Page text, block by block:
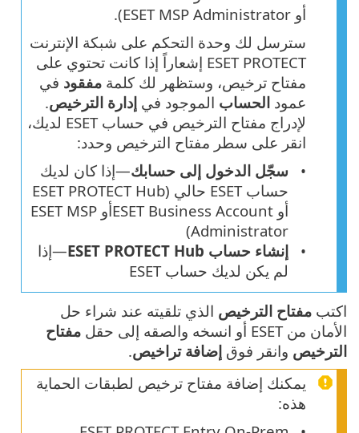
أو ESET MSP Administrator).
سترسل لك وحدة التحكم على شبكة الإنترنت
ESET PROTECT إشعاراً إذا كانت تحتوي على
مفتاح ترخيص، وستظهر لك كلمة مفقود في
عمود الحساب الموجود في إدارة الترخيص.
لإدراج مفتاح الترخيص في حساب ESET لديك،
انقر على سطر مفتاح الترخيص وحدد:
سجّل الدخول إلى حسابك—إذا كان لديك
حساب ESET حالي (ESET PROTECT Hub
أو ESET Business Accountأو ESET MSP
Administrator)
إنشاء حساب ESET PROTECT Hub
—إذا
لم يكن لديك حساب ESET
اكتب مفتاح الترخيص الذي تلقيته عند شراء حل
الأمان من ESET أو انسخه والصقه إلى حقل
مفتاح
الترخيص وانقر فوق إضافة تراخيص.
يمكنك إضافة مفتاح ترخيص لطبقات الحماية
هذه: